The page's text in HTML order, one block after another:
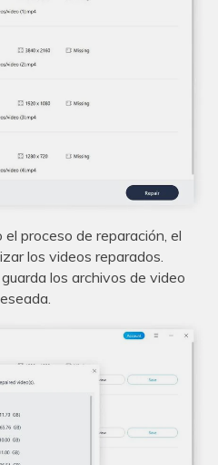
proceso de reparación, el
los videos reparados.
los archivos de video